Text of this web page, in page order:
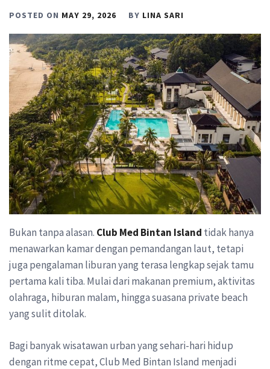
POSTED ON MAY 29, 2026 BY LINA SARI
Bukan tanpa alasan. Club Med Bintan Island tidak hanya
menawarkan kamar dengan pemandangan laut, tetapi
juga pengalaman liburan yang terasa lengkap sejak tamu
pertama kali tiba. Mulai dari makanan premium, aktivitas
olahraga, hiburan malam, hingga suasana private beach
yang sulit ditolak.
Bagi banyak wisatawan urban yang sehari-hari hidup
dengan ritme cepat, Club Med Bintan Island menjadi